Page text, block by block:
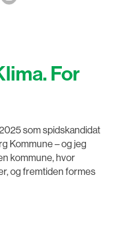
For
som spidskandidat
Kommune – og jeg
kommune, hvor
og fremtiden formes